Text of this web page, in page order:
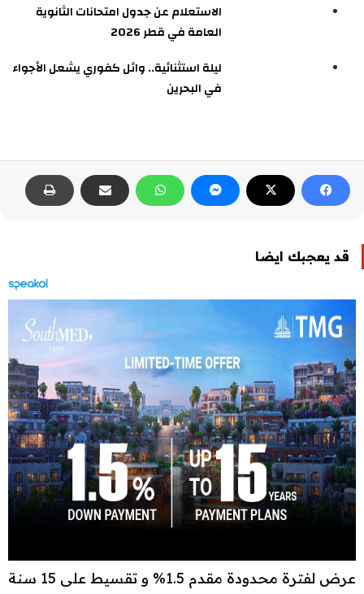
الاستعلام عن جدول امتحانات الثانوية
العامة في قطر 2026
ليلة استثنائية.. وائل كفوري يشعل الأجواء
في البحرين
قد يعجبك ايضا
عرض لفترة محدودة مقدم 1.5% و تقسيط علي 15 سنة